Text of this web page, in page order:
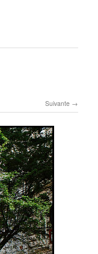
Suivante